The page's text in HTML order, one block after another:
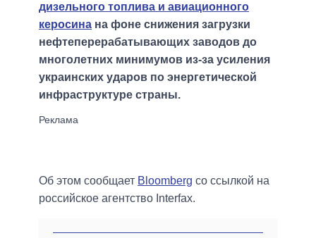
дизельного топлива и авиационного
керосина на фоне снижения загрузки
нефтеперерабатывающих заводов до
многолетних минимумов из-за усиления
украинских ударов по энергетической
инфраструктуре страны.
Об этом сообщает Bloomberg со ссылкой на
российское агентство Interfax.